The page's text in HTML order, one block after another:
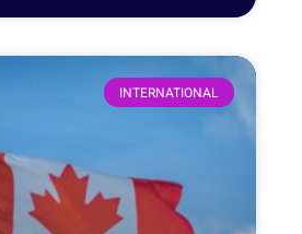
INTERNATIONAL